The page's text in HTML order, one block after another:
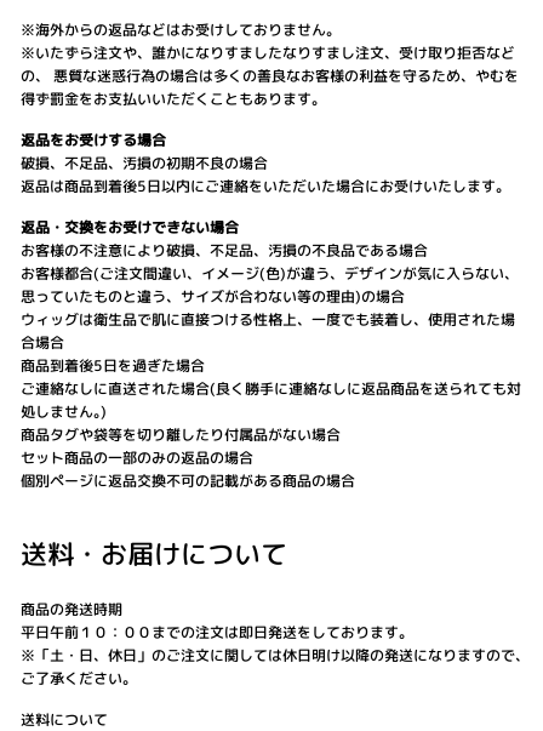
※海外からの返品などはお受けしておりません。
※いたずら注文や、誰かになりすましたなりすまし注文、受け取り拒否など
の、 悪質な迷惑行為の場合は多くの善良なお客様の利益を守るため、やむを
得ず罰金をお支払いいただくこともあります。
返品をお受けする場合
破損、不足品、汚損の初期不良の場合
返品は商品到着後5日以内にご連絡をいただいた場合にお受けいたします｡
返品・交換をお受けできない場合
お客様の不注意により破損、不足品、汚損の不良品である場合
お客様都合(ご注文間違い、イメージ(色)が違う、デザインが気に入らない、
思っていたものと違う、サイズが合わない等の理由)の場合
ウィッグは衛生品で肌に直接つける性格上、一度でも装着し、使用された場
合場合
商品到着後5日を過ぎた場合
ご連絡なしに直送された場合(良く勝手に連絡なしに返品商品を送られても対
処しません｡)
商品タグや袋等を切り離したり付属品がない場合
セット商品の一部のみの返品の場合
個別ページに返品交換不可の記載がある商品の場合
送料・お届けについて
商品の発送時期
平日午前１０：００までの注文は即日発送をしております。
※「土・日、休日」のご注文に関しては休日明け以降の発送になりますので､
ご了承ください｡
送料について